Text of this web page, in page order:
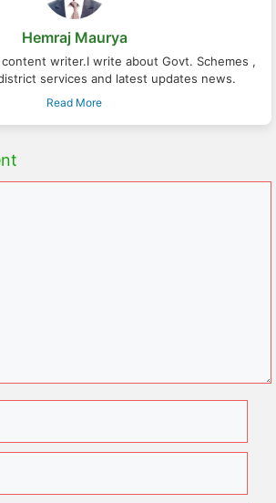
Hemraj Maurya
content writer.I write about Govt. Schemes ,
services and latest updates news.
Read More